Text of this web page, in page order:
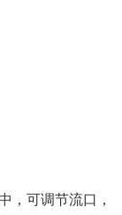
，可调节流口，